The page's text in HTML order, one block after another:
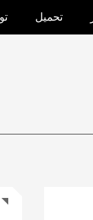
تحميل